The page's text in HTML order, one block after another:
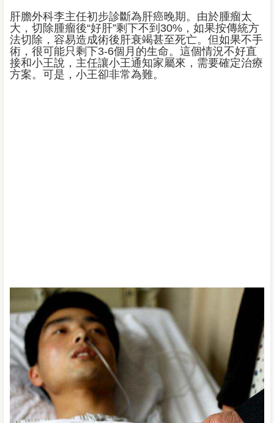
肝膽外科李主任初步診斷為肝癌晚期。由於腫瘤太
大，切除腫瘤後“好肝”剩下不到30%，如果按傳統方
法切除，容易造成術後肝衰竭甚至死亡。但如果不手
術，很可能只剩下3-6個月的生命。這個情況不好直
接和小王說，主任讓小王通知家屬來，需要確定治療
方案。可是，小王卻非常為難。